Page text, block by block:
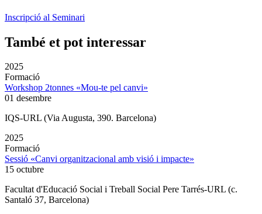
Inscripció al Seminari
També et pot interessar
2025
Formació
Workshop 2tonnes «Mou-te pel canvi»
01 desembre
IQS-URL (Via Augusta, 390. Barcelona)
2025
Formació
Sessió «Canvi organitzacional amb visió i impacte»
15 octubre
Facultat d'Educació Social i Treball Social Pere Tarrés-URL (c.
Santaló 37, Barcelona)